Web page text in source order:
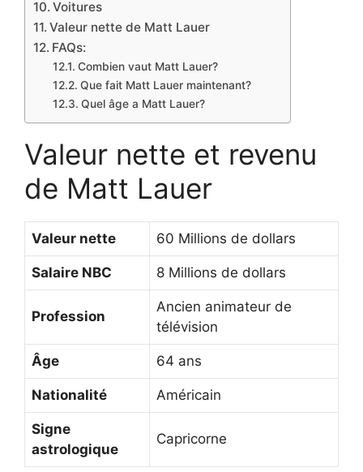
Voitures
Valeur nette de Matt Lauer
FAQs:
Combien vaut Matt Lauer?
Que fait Matt Lauer maintenant?
Quel âge a Matt Lauer?
Valeur nette et revenu
de Matt Lauer
Valeur nette 60 Millions de dollars
Salaire NBC 8 Millions de dollars
Profession
Ancien animateur de
télévision
Âge 64 ans
Nationalité Américain
Signe
astrologique
Capricorne